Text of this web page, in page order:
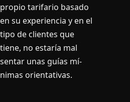
propio tarifario basado
en su experiencia y en el
tipo de clientes que
tiene, no estarí­a mal
sentar unas guí­as mí­
nimas orientativas.